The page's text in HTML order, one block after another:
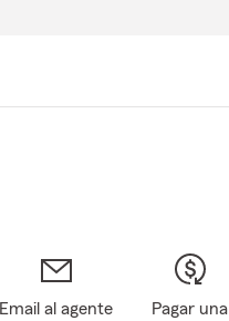
Email al agente
Pagar una